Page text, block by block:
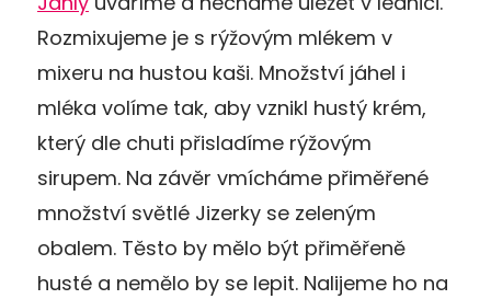
Rozmixujeme je s rýžovým mlékem v
mixeru na hustou kaši. Množství jáhel i
mléka volíme tak, aby vznikl hustý krém,
který dle chuti přisladíme rýžovým
sirupem. Na závěr vmícháme přiměřené
množství světlé Jizerky se zeleným
obalem. Těsto by mělo být přiměřeně
husté a nemělo by se lepit. Nalijeme ho na